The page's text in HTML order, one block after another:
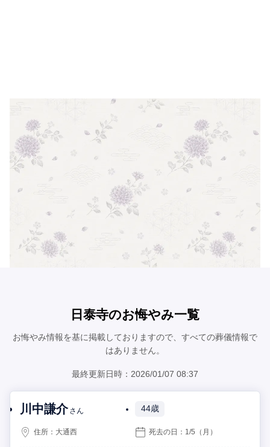
日泰寺のお悔やみ一覧
お悔やみ情報を基に掲載しておりますので、すべての葬儀情報で
はありません。
最終更新日時：2026/01/07 08:37
川中謙介 さん 44歳
住所： 大通西 死去の日： 1/5 （月）